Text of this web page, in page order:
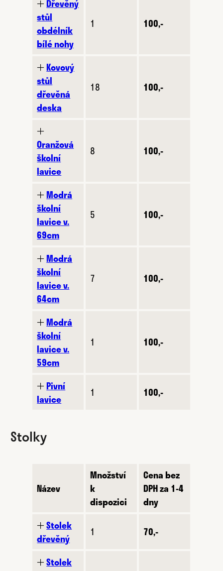
🞢Dřevěný
stůl
obdélník
bílé nohy
1 100,-
🞢Kovový
stůl
dřevěná
deska
18 100,-
🞢
Oranžová
školní
lavice
8 100,-
🞢Modrá
školní
lavice v.
69cm
5 100,-
🞢Modrá
školní
lavice v.
64cm
7 100,-
🞢Modrá
školní
lavice v.
59cm
1 100,-
🞢Pivní
lavice
1 100,-
Stolky
Název
Množství
k
dispozici
Cena bez
DPH za 1-4
dny
🞢Stolek
dřevěný
1 70,-
🞢Stolek